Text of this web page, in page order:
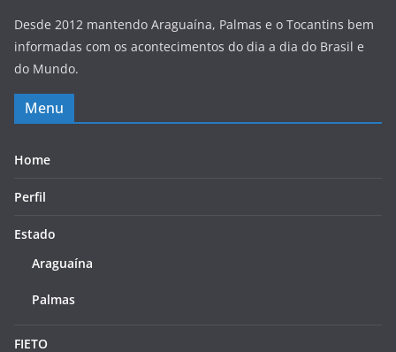
Desde 2012 mantendo Araguaína, Palmas e o Tocantins bem
informadas com os acontecimentos do dia a dia do Brasil e
do Mundo.
Menu
Home
Perfil
Estado
Araguaína
Palmas
FIETO